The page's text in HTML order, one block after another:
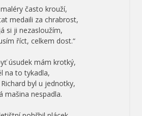
často krouží,
medaili za chrabrost,
si ji nezasloužím,
říct, celkem dost.“
úsudek mám krotký,
na to tykadla,
byl u jednotky,
mašina nespadla.